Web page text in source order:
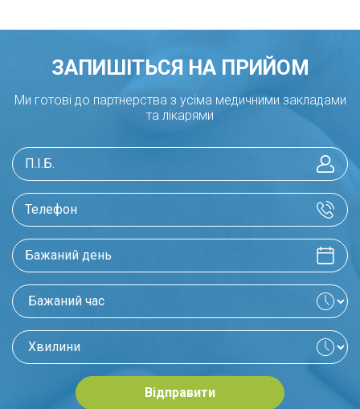
ЗАПИШІТЬСЯ НА ПРИЙОМ
Ми готові до партнерства з усіма медичними закладами
та лікарями
Відправити